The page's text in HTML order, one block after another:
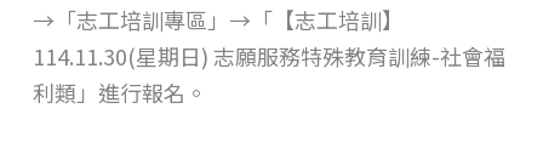
→「志工培訓專區」→「【志工培訓】
114.11.30(星期日) 志願服務特殊教育訓練-社會福
利類」進行報名。